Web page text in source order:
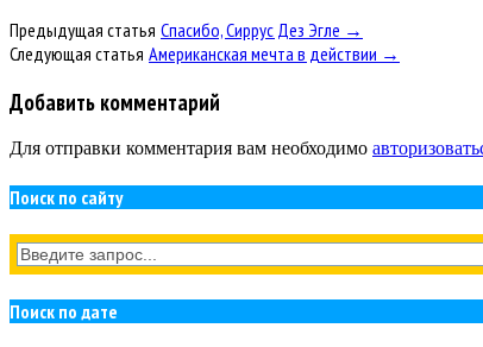
Предыдущая статья Спасибо, Сиррус Дез Эгле →
Следующая статья Американская мечта в действии →
Добавить комментарий
Для отправки комментария вам необходимо
Поиск по сайту
Поиск по дате